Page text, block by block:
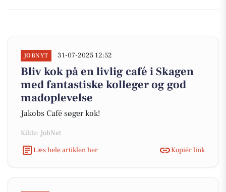
JOBNYT 31-07-2025 12:52
Bliv kok på en livlig café i Skagen
med fantastiske kolleger og god
madoplevelse
Jakobs Café søger kok!
Kilde: JobNet
Læs hele artiklen her
Kopiér link